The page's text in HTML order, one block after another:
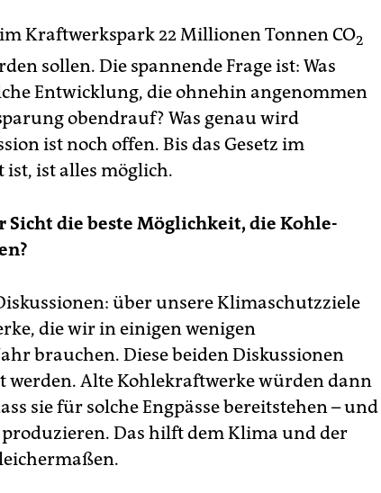
Kraftwerkspark 22 Millionen Tonnen CO2
sollen. Die spannende Frage ist: Was
Entwicklung, die ohnehin angenommen
obendrauf? Was genau wird
ist noch offen. Bis das Gesetz im
ist, ist alles möglich.
Sicht die beste Möglichkeit, die Kohle-
über unsere Klimaschutzziele
die wir in einigen wenigen
brauchen. Diese beiden Diskussionen
werden. Alte Kohlekraftwerke würden dann
sie für solche Engpässe bereitstehen – und
Das hilft dem Klima und der